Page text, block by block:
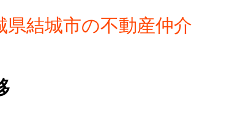
県結城市の不動産仲介